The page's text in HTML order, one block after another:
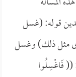
قوله: (غسل
مثل ذلك) وغسل
((فَاغْسِلُوا